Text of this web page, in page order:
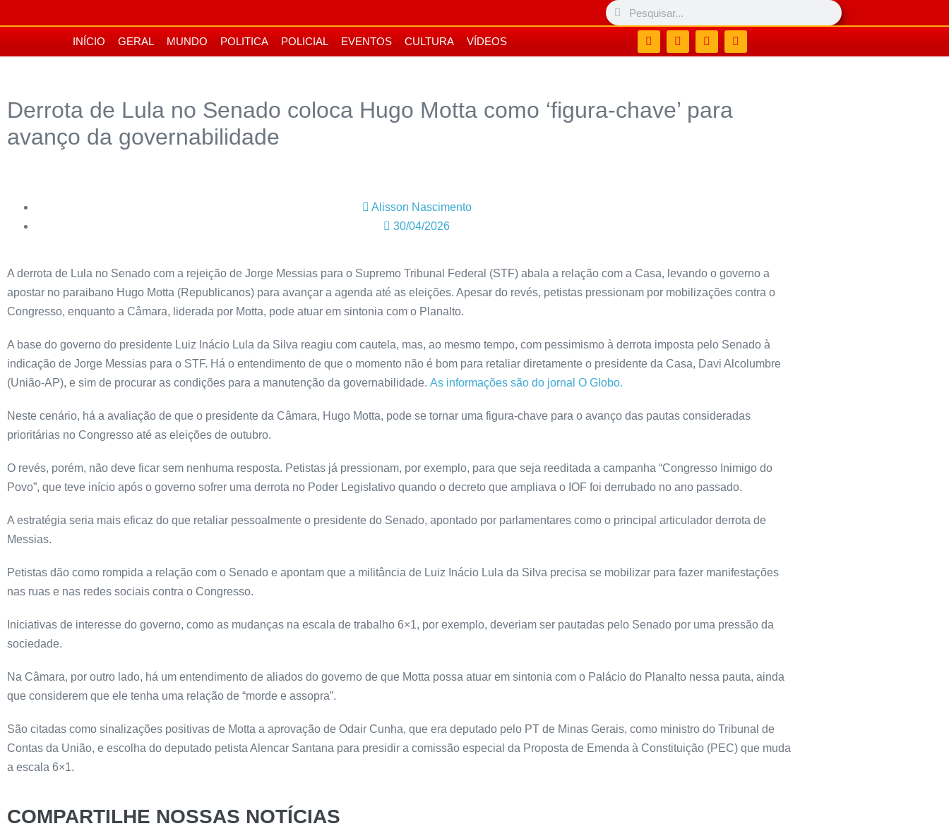
INÍCIO GERAL MUNDO POLITICA POLICIAL EVENTOS CULTURA VÍDEOS
Derrota de Lula no Senado coloca Hugo Motta como ‘figura-chave’ para
avanço da governabilidade
Alisson Nascimento
30/04/2026
A derrota de Lula no Senado com a rejeição de Jorge Messias para o Supremo Tribunal Federal (STF) abala a relação com a Casa, levando o governo a
apostar no paraibano Hugo Motta (Republicanos) para avançar a agenda até as eleições. Apesar do revés, petistas pressionam por mobilizações contra o
Congresso, enquanto a Câmara, liderada por Motta, pode atuar em sintonia com o Planalto.
A base do governo do presidente Luiz Inácio Lula da Silva reagiu com cautela, mas, ao mesmo tempo, com pessimismo à derrota imposta pelo Senado à
indicação de Jorge Messias para o STF. Há o entendimento de que o momento não é bom para retaliar diretamente o presidente da Casa, Davi Alcolumbre
(União-AP), e sim de procurar as condições para a manutenção da governabilidade. As informações são do jornal O Globo.
Neste cenário, há a avaliação de que o presidente da Câmara, Hugo Motta, pode se tornar uma figura-chave para o avanço das pautas consideradas
prioritárias no Congresso até as eleições de outubro.
O revés, porém, não deve ficar sem nenhuma resposta. Petistas já pressionam, por exemplo, para que seja reeditada a campanha “Congresso Inimigo do
Povo”, que teve início após o governo sofrer uma derrota no Poder Legislativo quando o decreto que ampliava o IOF foi derrubado no ano passado.
A estratégia seria mais eficaz do que retaliar pessoalmente o presidente do Senado, apontado por parlamentares como o principal articulador derrota de
Messias.
Petistas dão como rompida a relação com o Senado e apontam que a militância de Luiz Inácio Lula da Silva precisa se mobilizar para fazer manifestações
nas ruas e nas redes sociais contra o Congresso.
Iniciativas de interesse do governo, como as mudanças na escala de trabalho 6×1, por exemplo, deveriam ser pautadas pelo Senado por uma pressão da
sociedade.
Na Câmara, por outro lado, há um entendimento de aliados do governo de que Motta possa atuar em sintonia com o Palácio do Planalto nessa pauta, ainda
que considerem que ele tenha uma relação de “morde e assopra”.
São citadas como sinalizações positivas de Motta a aprovação de Odair Cunha, que era deputado pelo PT de Minas Gerais, como ministro do Tribunal de
Contas da União, e escolha do deputado petista Alencar Santana para presidir a comissão especial da Proposta de Emenda à Constituição (PEC) que muda
a escala 6×1.
COMPARTILHE NOSSAS NOTÍCIAS